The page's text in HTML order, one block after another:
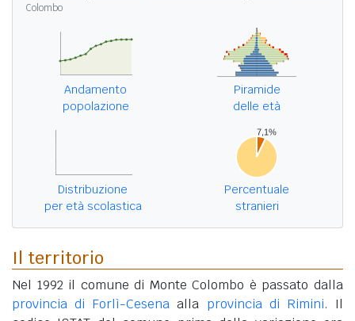
Colombo
Andamento
popolazione
Piramide
delle età
Distribuzione
per età scolastica
Percentuale
stranieri
Il territorio
Nel 1992 il comune di Monte Colombo è passato dalla
provincia di Forlì-Cesena alla provincia di Rimini. Il